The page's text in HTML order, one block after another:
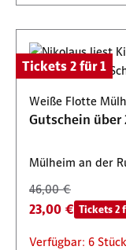
Tickets 2 für 1
Weiße Flotte
Gutschein
Mülheim an der
46,00 €
23,00 € Tickets 2
Verfügbar: 6 Stück